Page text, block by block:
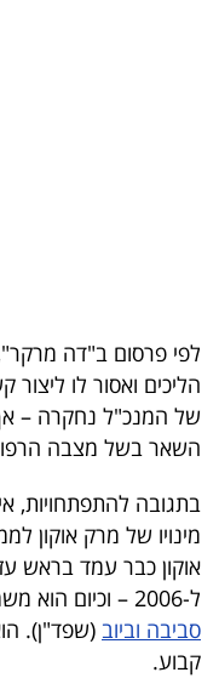
TOP-
5
המילון
פודקאסט
40
UNDER
40
לפי פרסום ב"דה
הליכים ואסור לו
של המנכ"ל נחקרה –
השאר בשל מצבה
בתגובה להתפתחויות,
מינויו של מרק אוקון
ל-2006 – וכיום הוא משמש כיו"ר
סביבה וביוב (שפד"ן).
קבוע.